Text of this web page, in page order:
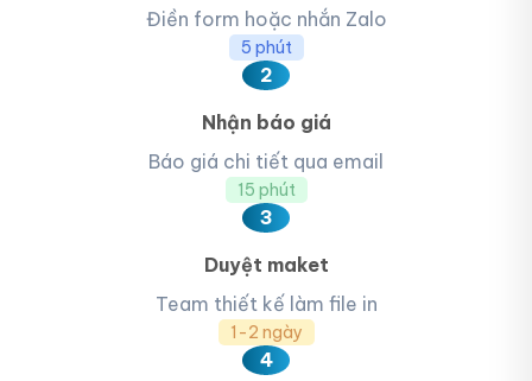
Điền form hoặc nhắn Zalo
5 phút
2
Nhận báo giá
Báo giá chi tiết qua email
15 phút
3
Duyệt maket
Team thiết kế làm file in
1-2 ngày
4